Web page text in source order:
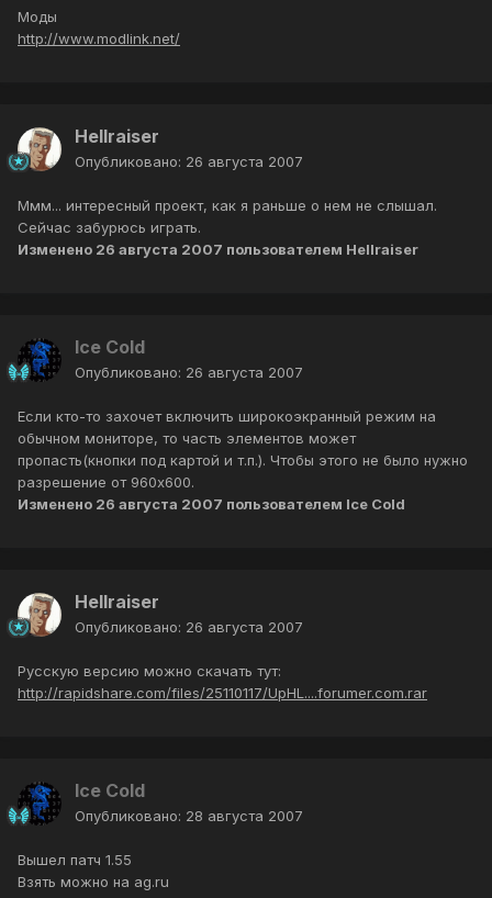
Моды
http://www.modlink.net/
Hellraiser
Опубликовано: 26 августа 2007
Ммм... интересный проект, как я раньше о нем не слышал.
Сейчас забурюсь играть.
Изменено 26 августа 2007 пользователем Hellraiser
Ice Cold
Опубликовано: 26 августа 2007
Если кто-то захочет включить широкоэкранный режим на
обычном мониторе, то часть элементов может
пропасть(кнопки под картой и т.п.). Чтобы этого не было нужно
разрешение от 960х600.
Изменено 26 августа 2007 пользователем Ice Cold
Hellraiser
Опубликовано: 26 августа 2007
Русскую версию можно скачать тут:
http://rapidshare.com/files/25110117/UpHL....forumer.com.rar
Ice Cold
Опубликовано: 28 августа 2007
Вышел патч 1.55
Взять можно на ag.ru